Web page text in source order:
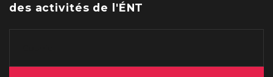
des activités de l'ÉNT